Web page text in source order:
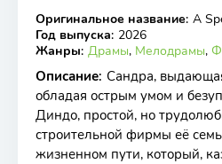
WEB-DL
Оригинальное название: A
Год выпуска: 2026
Жанры: Драмы, Мелодрамы,
Описание: Сандра,
обладая острым умом и
Диндо, простой, но
строительной фирмы её
жизненном пути, который,